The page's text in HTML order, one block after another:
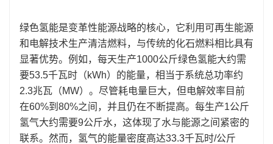
绿色氢能是变革性能源战略的核心，它利用可再生能源
和电解技术生产清洁燃料，与传统的化石燃料相比具有
显著优势。例如，每天生产1000公斤绿色氢能大约需
要53.5千瓦时（kWh）的能量，相当于系统总功率约
2.3兆瓦（MW）。尽管耗电量巨大，但电解效率目前
在60%到80%之间，并且仍在不断提高。每生产1公斤
氢气大约需要9公斤水，这体现了水与能源之间紧密的
联系。然而，氢气的能量密度高达33.3千瓦时/公斤